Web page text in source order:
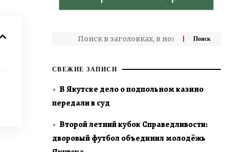
СВЕЖИЕ ЗАПИСИ
В Якутске дело о подпольном казино
передали в суд
Второй летний кубок Справедливости:
дворовый футбол объединил молодёжь